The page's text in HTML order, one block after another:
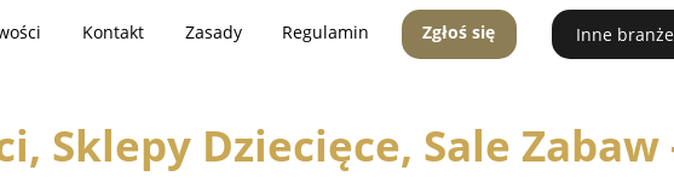
Kontakt Zasady Regulamin Zgłoś się Inne branże
Sklepy Dziecięce, Sale Zabaw